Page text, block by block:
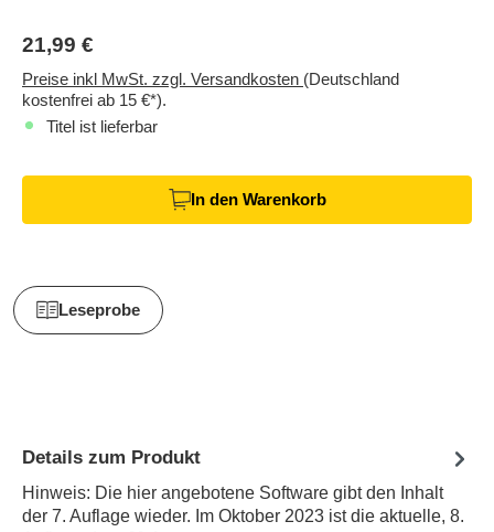
21,99 €
Preise inkl MwSt. zzgl. Versandkosten (Deutschland
kostenfrei ab 15 €*).
Titel ist lieferbar
In den Warenkorb
Leseprobe
Details zum Produkt
Hinweis: Die hier angebotene Software gibt den Inhalt
der 7. Auflage wieder. Im Oktober 2023 ist die aktuelle, 8.